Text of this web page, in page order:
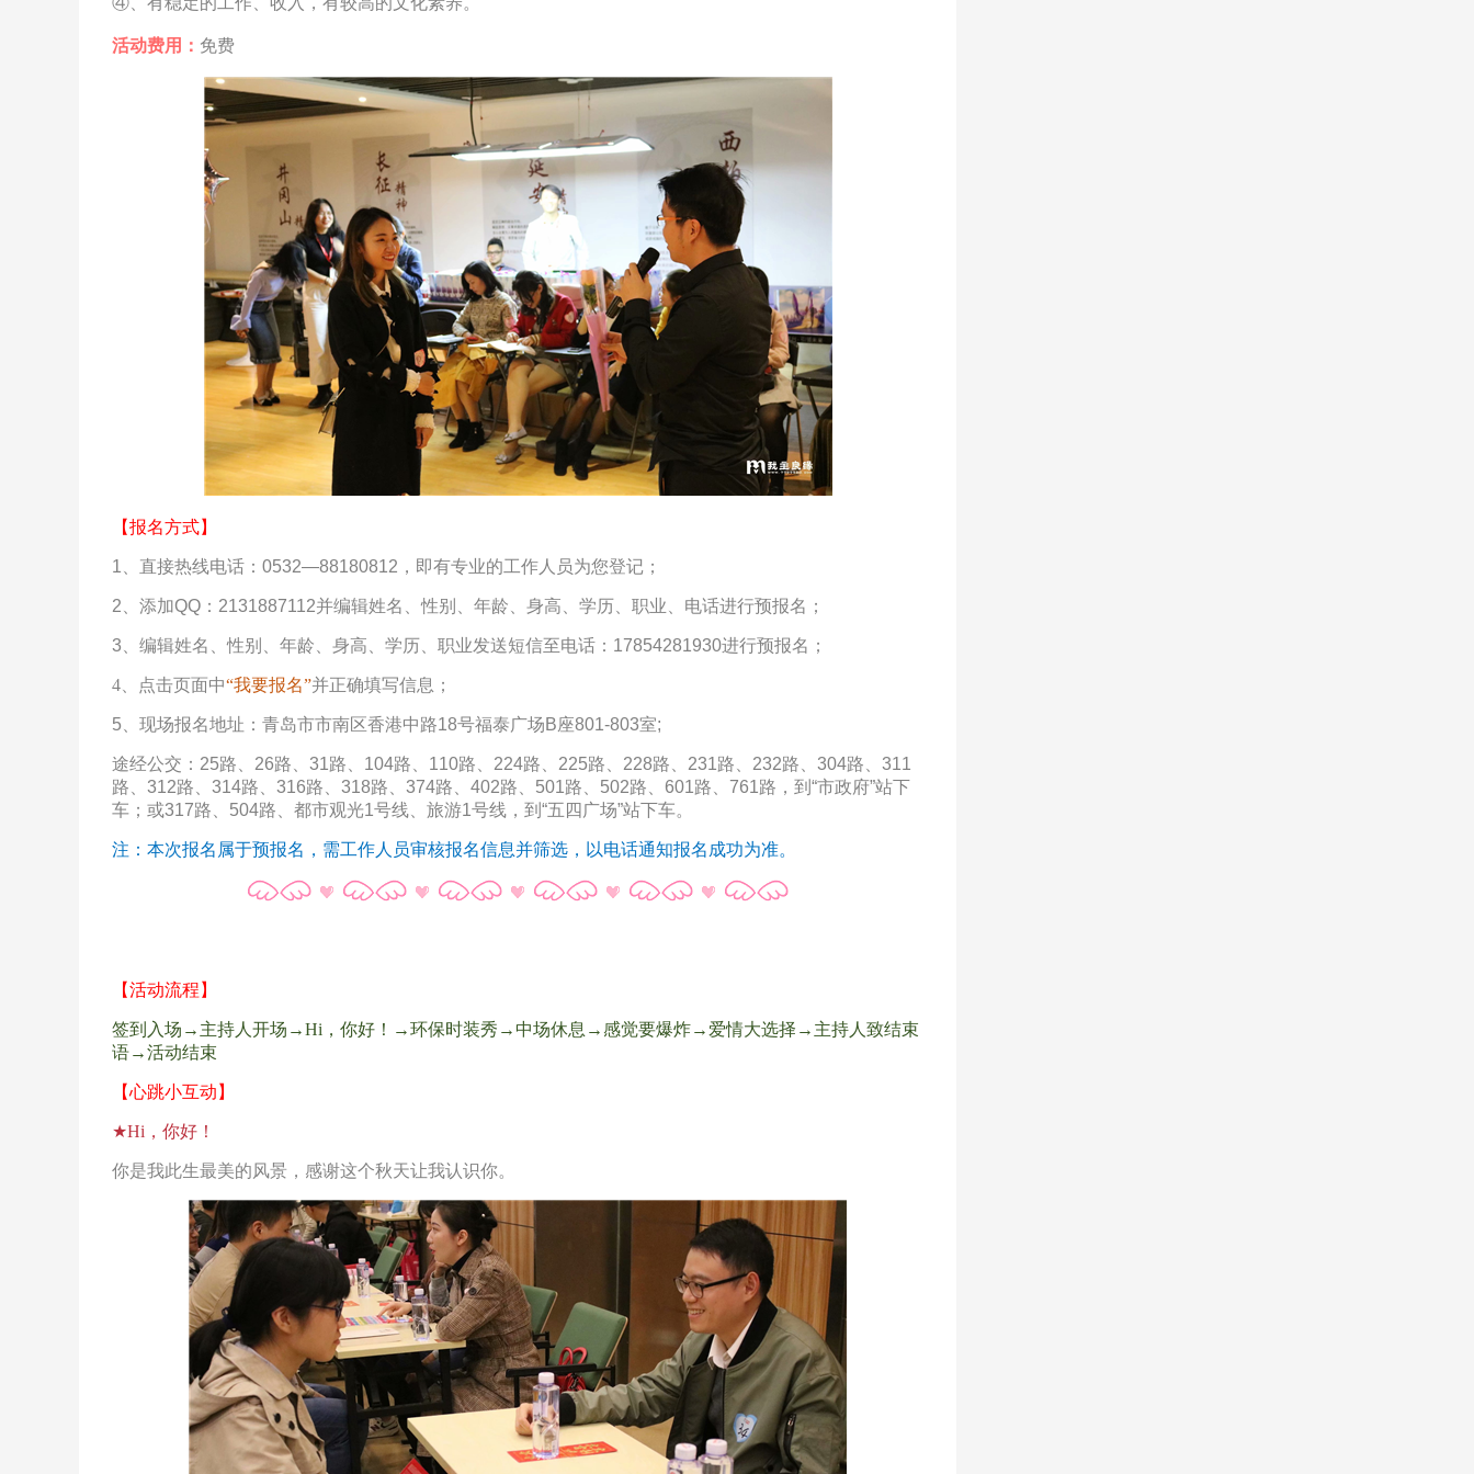
活动费用： 免费
【报名方式】
1、直接热线电话：0532—88180812，即有专业的工作人员为您登记；
2、添加QQ：2131887112并编辑姓名、性别、年龄、身高、学历、职业、电话进行预报名；
3、编辑姓名、性别、年龄、身高、学历、职业发送短信至电话：17854281930进行预报名；
4、 点击页面中“我要报名”并正确填写信息；
5、现场报名地址：青岛市市南区香港中路18号福泰广场B座801-803室;
途经公交：25路、26路、31路、104路、110路、224路、225路、228路、231路、232路、304路、311
路、312路、314路、316路、318路、374路、402路、501路、502路、601路、761路，到“市政府”站下
车；或317路、504路、都市观光1号线、旅游1号线，到“五四广场”站下车。
注：本次报名属于预报名，需工作人员审核报名信息并筛选，以电话通知报名成功为准。
【活动流程】
签到入场 →主持人开场→Hi，你好！→环保时装秀→中场休息→感觉要爆炸→爱情大选择→主持人致结束
语→活动结束
【心跳小互动】
★Hi，你好！
你是我此生最美的风景，感谢这个秋天让我认识你。